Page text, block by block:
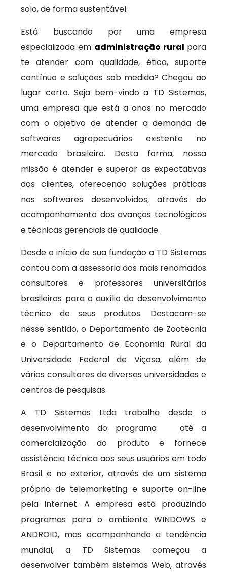
solo, de forma sustentável.
Está buscando por uma empresa
especializada em administração rural para
te atender com qualidade, ética, suporte
contínuo e soluções sob medida? Chegou ao
lugar certo. Seja bem-vindo a TD Sistemas,
uma empresa que está a anos no mercado
com o objetivo de atender a demanda de
softwares agropecuários existente no
mercado brasileiro. Desta forma, nossa
missão é atender e superar as expectativas
dos clientes, oferecendo soluções práticas
nos softwares desenvolvidos, através do
acompanhamento dos avanços tecnológicos
e técnicas gerenciais de qualidade.
Desde o início de sua fundação a TD Sistemas
contou com a assessoria dos mais renomados
consultores e professores universitários
brasileiros para o auxílio do desenvolvimento
técnico de seus produtos. Destacam-se
nesse sentido, o Departamento de Zootecnia
e o Departamento de Economia Rural da
Universidade Federal de Viçosa, além de
vários consultores de diversas universidades e
centros de pesquisas.
A TD Sistemas Ltda trabalha desde o
desenvolvimento do programa até a
comercialização do produto e fornece
assistência técnica aos seus usuários em todo
Brasil e no exterior, através de um sistema
próprio de telemarketing e suporte on-line
pela internet. A empresa está produzindo
programas para o ambiente WINDOWS e
ANDROID, mas acompanhando a tendência
mundial, a TD Sistemas começou a
desenvolver também sistemas Web, através